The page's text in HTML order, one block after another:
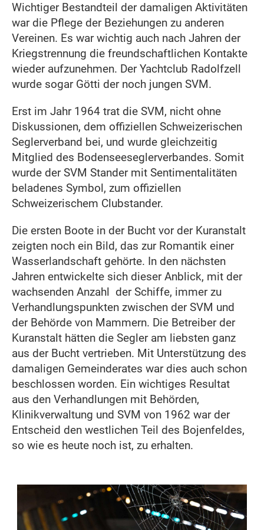
Wichtiger Bestandteil der damaligen Aktivitäten
war die Pflege der Beziehungen zu anderen
Vereinen. Es war wichtig auch nach Jahren der
Kriegstrennung die freundschaftlichen Kontakte
wieder aufzunehmen. Der Yachtclub Radolfzell
wurde sogar Götti der noch jungen SVM.
Erst im Jahr 1964 trat die SVM, nicht ohne
Diskussionen, dem offiziellen Schweizerischen
Seglerverband bei, und wurde gleichzeitig
Mitglied des Bodenseeseglerverbandes. Somit
wurde der SVM Stander mit Sentimentalitäten
beladenes Symbol, zum offiziellen
Schweizerischem Clubstander.
Die ersten Boote in der Bucht vor der Kuranstalt
zeigten noch ein Bild, das zur Romantik einer
Wasserlandschaft gehörte. In den nächsten
Jahren entwickelte sich dieser Anblick, mit der
wachsenden Anzahl der Schiffe, immer zu
Verhandlungspunkten zwischen der SVM und
der Behörde von Mammern. Die Betreiber der
Kuranstalt hätten die Segler am liebsten ganz
aus der Bucht vertrieben. Mit Unterstützung des
damaligen Gemeinderates war dies auch schon
beschlossen worden. Ein wichtiges Resultat
aus den Verhandlungen mit Behörden,
Klinikverwaltung und SVM von 1962 war der
Entscheid den westlichen Teil des Bojenfeldes,
so wie es heute noch ist, zu erhalten.